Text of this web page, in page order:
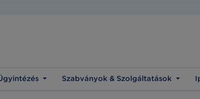
Szabványok & Szolgáltatások